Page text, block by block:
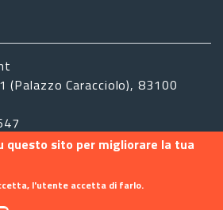
(Palazzo Caracciolo), 83100
questo sito per migliorare la tua
l'utente accetta di farlo.